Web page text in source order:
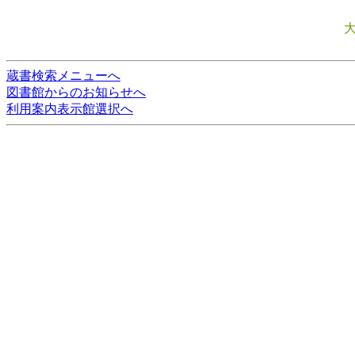
蔵書検索メニューへ
図書館からのお知らせへ
利用案内表示館選択へ